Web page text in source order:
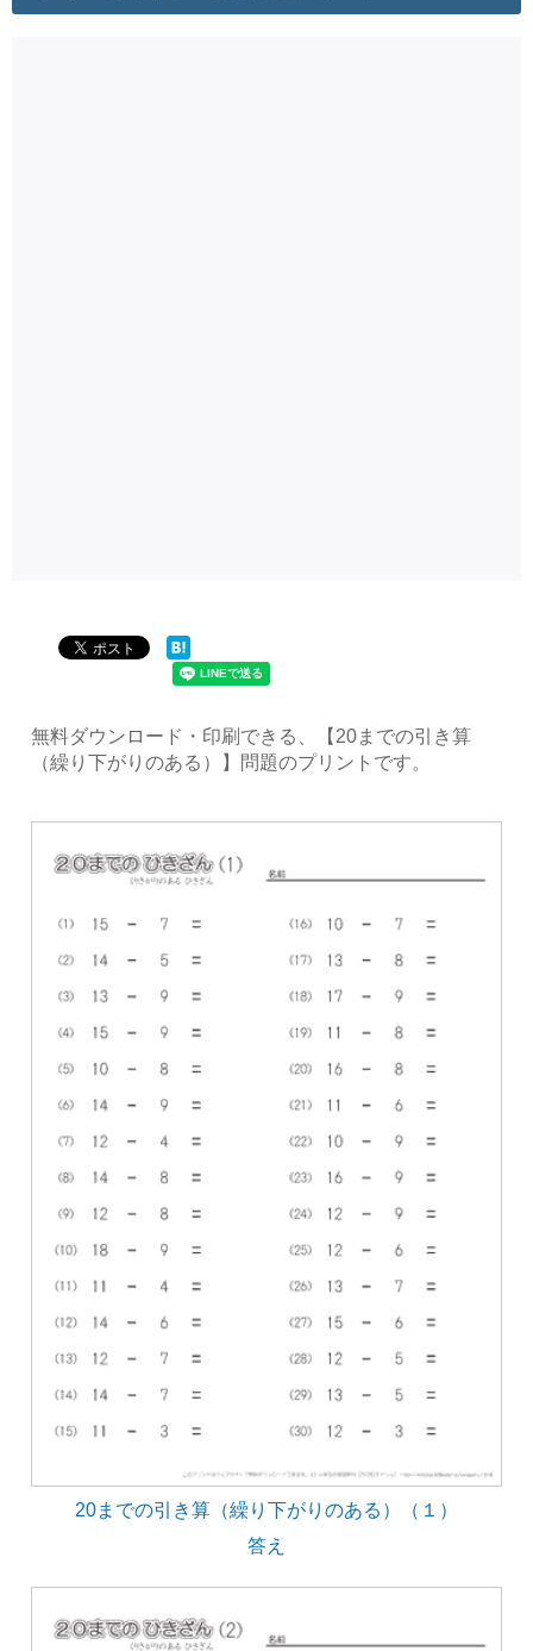
無料ダウンロード・印刷できる、【20までの引き算
（繰り下がりのある）】問題のプリントです。
20までの引き算（繰り下がりのある）（１）
答え